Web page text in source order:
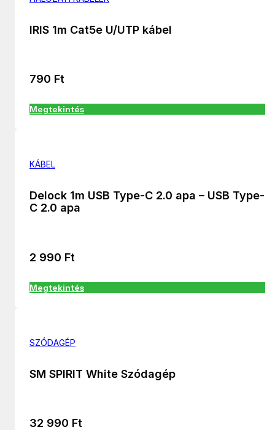
IRIS 1m Cat5e U/UTP kábel
790 Ft
Megtekintés
KÁBEL
Delock 1m USB Type-C 2.0 apa – USB Type-
C 2.0 apa
2 990 Ft
Megtekintés
SZÓDAGÉP
SM SPIRIT White Szódagép
32 990 Ft